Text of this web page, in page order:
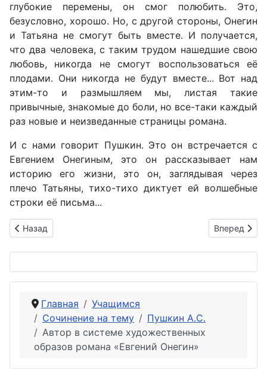
глубокие перемены, он смог полюбить. Это,
безусловно, хорошо. Но, с другой стороны, Онегин
и Татьяна не смогут быть вместе. И получается,
что два человека, с таким трудом нашедшие свою
любовь, никогда не смогут воспользоваться её
плодами. Они никогда не будут вместе... Вот над
этим-то и размышляем мы, листая такие
привычные, знакомые до боли, но все-таки каждый
раз новые и неизведанные страницы романа.
И с нами говорит Пушкин. Это он встречается с
Евгением Онегиным, это он рассказывает нам
историю его жизни, это он, заглядывая через
плечо Татьяны, тихо-тихо диктует ей волшебные
строки её письма...
Предыдущий: «Евгений Онегин» — «энциклопедия русской
Назад Следующий:
Вперед
Главная
Учащимся
Сочинение на тему
Пушкин А.С.
Автор в системе художественных
образов романа «Евгений Онегин»